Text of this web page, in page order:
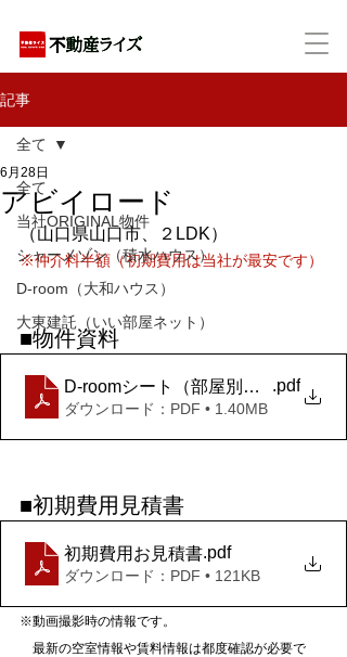
記事
全て
当社ORIGINAL物件
シャーメゾン（積水ハウス）
D-room（大和ハウス）
大東建託（いい部屋ネット）
全て
アビイロード
6月28日
（山口県山口市、２LDK）
※仲介料半額（初期費用は当社が最安です）
■物件資料
D-roomシート（部屋別）_アビイ・
.pdf
ダウンロード：PDF • 1.40MB
■初期費用見積書
初期費用お見積書.pdf
ダウンロード：PDF • 121KB
※動画撮影時の情報です。
最新の空室情報や賃料情報は都度確認が必要で